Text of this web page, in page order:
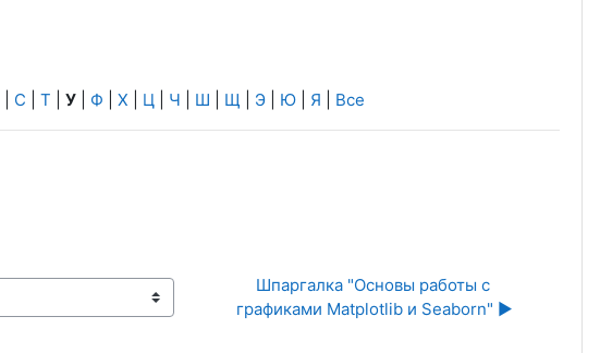
С Т У| Ф Х Ц| Ч Ш Щ Э| Ю| Я Все
Шпаргалка "Основы работы с
графиками Matplotlib и Seaborn" ▶︎